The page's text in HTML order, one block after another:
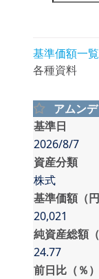
基準価額一覧
各種資料
アムン
基準日
2026/8/7
資産分類
株式
基準価額（円
20,021
純資産総額（
24.77
前日比（％）